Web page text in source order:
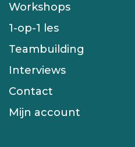
Workshops
1-op-1 les
Teambuilding
Interviews
Contact
Mijn account